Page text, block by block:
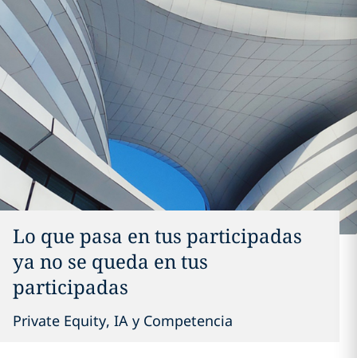
Lo que pasa en tus participadas
ya no se queda en tus
participadas
Private Equity, IA y Competencia